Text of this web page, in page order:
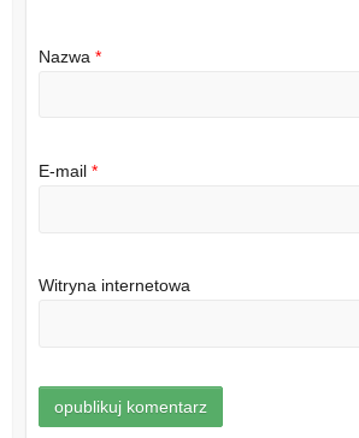
Nazwa *
E-mail *
Witryna internetowa